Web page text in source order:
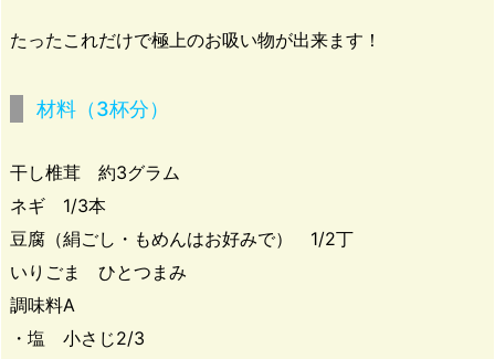
たったこれだけで極上のお吸い物が出来ます！
材料 （3杯分）
干し椎茸 約3グラム
ネギ 1/3本
豆腐（絹ごし・もめんはお好みで） 1/2丁
いりごま ひとつまみ
調味料A
・塩 小さじ2/3